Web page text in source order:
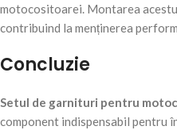
motocositoarei. Montarea
contribuind la menținerea
Concluzie
Setul de garnituri pentru
component indispensabil pentru